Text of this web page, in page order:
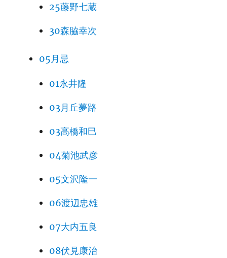
25藤野七蔵
30森脇幸次
05月忌
01永井隆
03月丘夢路
03高橋和巳
04菊池武彦
05文沢隆一
06渡辺忠雄
07大内五良
08伏見康治